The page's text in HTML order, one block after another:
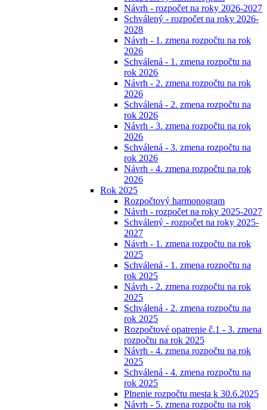
Návrh - rozpočet na roky 2026-2027
Schválený - rozpočet na roky 2026-
2028
Návrh - 1. zmena rozpočtu na rok
2026
Schválená - 1. zmena rozpočtu na
rok 2026
Návrh - 2. zmena rozpočtu na rok
2026
Schválená - 2. zmena rozpočtu na
rok 2026
Návrh - 3. zmena rozpočtu na rok
2026
Schválená - 3. zmena rozpočtu na
rok 2026
Návrh - 4. zmena rozpočtu na rok
2026
Rok 2025
Rozpočtový harmonogram
Návrh - rozpočet na roky 2025-2027
Schválený - rozpočet na roky 2025-
2027
Návrh - 1. zmena rozpočtu na rok
2025
Schválená - 1. zmena rozpočtu na
rok 2025
Návrh - 2. zmena rozpočtu na rok
2025
Schválená - 2. zmena rozpočtu na
rok 2025
Rozpočtové opatrenie č.1 - 3. zmena
rozpočtu na rok 2025
Návrh - 4. zmena rozpočtu na rok
2025
Schválená - 4. zmena rozpočtu na
rok 2025
Plnenie rozpočtu mesta k 30.6.2025
Návrh - 5. zmena rozpočtu na rok